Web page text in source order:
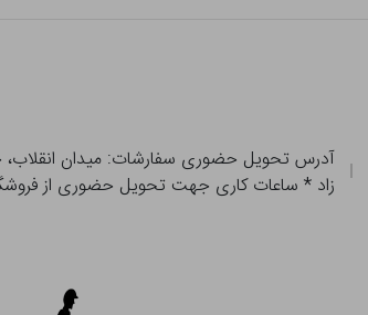
زاد * ساعات کاری جهت تحویل حضوری از فروشگاه و ارسال با پیک